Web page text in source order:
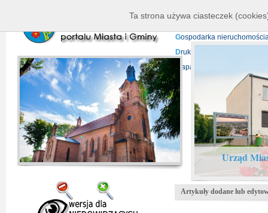
P
rojekty europejskie
Gospodarka
Druki do pobrania
Mapa serwisu
Urząd
Artykuły dodane lub
Ta strona używa ciasteczek